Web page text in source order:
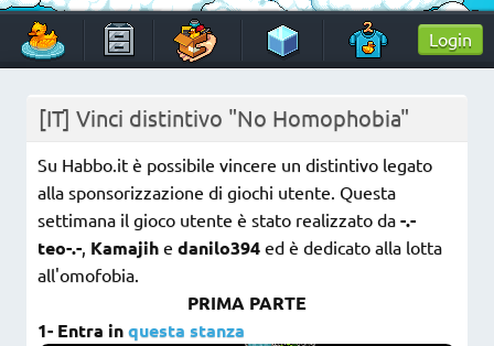
HabboTravel
Un viaggio di pixel!
Login
[IT] Vinci distintivo "No Homophobia"
Su Habbo.it è possibile vincere un distintivo legato
alla sponsorizzazione di giochi utente. Questa
settimana il gioco utente è stato realizzato da -.-
teo-.-, Kamajih e danilo394 ed è dedicato alla lotta
all'omofobia.
PRIMA PARTE
1- Entra inquesta stanza